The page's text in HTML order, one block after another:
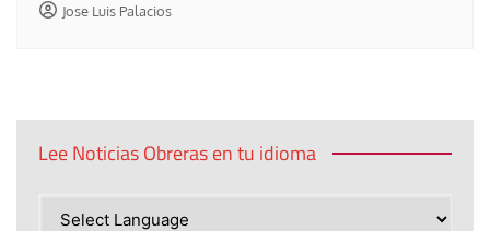
Jose Luis Palacios
Lee Noticias Obreras en tu idioma